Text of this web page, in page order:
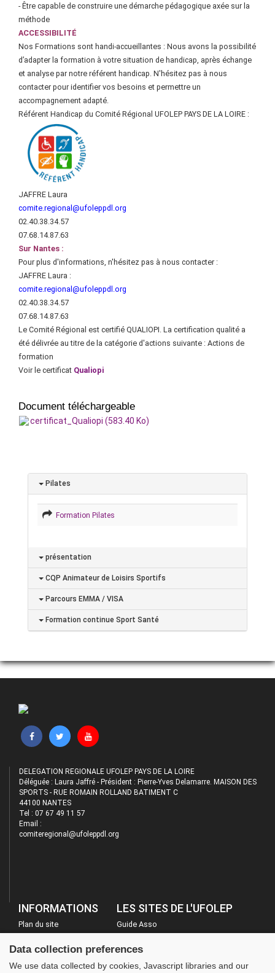
- Être capable de construire une démarche pédagogique axée sur la
méthode
ACCESSIBILITÉ
Nos Formations sont handi-accueillantes : Nous avons la possibilité
d’adapter la formation à votre situation de handicap, après échange
et analyse par notre référent handicap. N'hésitez pas à nous
contacter pour identifier vos besoins et permettre un
accompagnement adapté.
Référent Handicap du Comité Régional UFOLEP PAYS DE LA LOIRE :
JAFFRE Laura
comite.regional@ufoleppdl.org
02.40.38.34.57
07.68.14.87.63
Sur Nantes :
Pour plus d'informations, n'hésitez pas à nous contacter :
JAFFRE Laura :
comite.regional@ufoleppdl.org
02.40.38.34.57
07.68.14.87.63
Le Comité Régional est certifié QUALIOPI. La certification qualité a
été délivrée au titre de la catégorie d'actions suivante : Actions de
formation
Voir le certificat Qualiopi
Document téléchargeable
certificat_Qualiopi (583.40 Ko)
Pilates
Formation Pilates
présentation
CQP Animateur de Loisirs Sportifs
Parcours EMMA / VISA
Formation continue Sport Santé
DELEGATION REGIONALE UFOLEP PAYS DE LA LOIRE
Déléguée : Laura Jaffré - Président : Pierre-Yves Delamarre. MAISON DES
SPORTS - RUE ROMAIN ROLLAND BATIMENT C
44100 NANTES
Tel : 07 67 49 11 57
Email :
comiteregional@ufoleppdl.org
INFORMATIONS
Plan du site
Mentions légales
Administration
LES SITES DE L'UFOLEP
Guide Asso
Inscriptions évènements
Data collection preferences
We use data collected by cookies, Javascript libraries and our